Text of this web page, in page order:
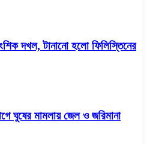
দখল, টানানো হলো ফিলিস্তিনের
ঘুষের মামলায় জেল ও জরিমানা